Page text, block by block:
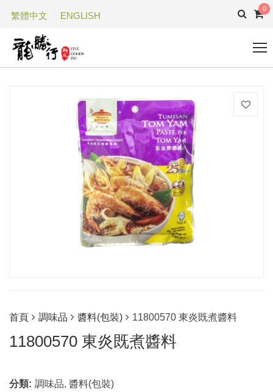
繁體中文 ENGLISH
0
首頁 調味品 醬料(包裝) 11800570 東炎既煮醬料
11800570 東炎既煮醬料
分類: 調味品, 醬料(包裝)